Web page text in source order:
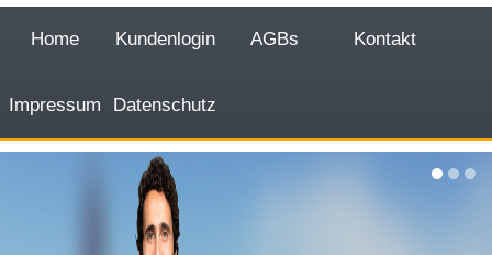
Home Kundenlogin AGBs Kontakt
Impressum Datenschutz